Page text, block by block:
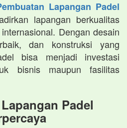
Lapangan Padel
lapangan berkualitas
Dengan desain
dan konstruksi yang
bisa menjadi investasi
bisnis maupun fasilitas
Padel